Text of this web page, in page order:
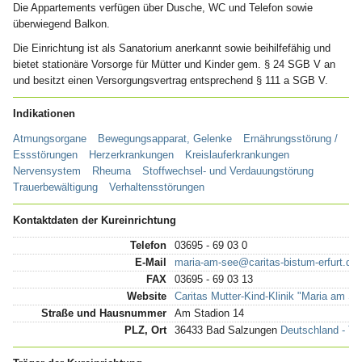
Die Appartements verfügen über Dusche, WC und Telefon sowie
überwiegend Balkon.
Die Einrichtung ist als Sanatorium anerkannt sowie beihilfefähig und
bietet stationäre Vorsorge für Mütter und Kinder gem. § 24 SGB V an
und besitzt einen Versorgungsvertrag entsprechend § 111 a SGB V.
Indikationen
Atmungsorgane Bewegungsapparat, Gelenke
Ernährungsstörung /
Essstörungen
Herzerkrankungen
Kreislauferkrankungen
Nervensystem
Rheuma
Stoffwechsel- und Verdauungstörung
Trauerbewältigung
Verhaltensstörungen
Kontaktdaten der Kureinrichtung
Telefon
03695 - 69 03 0
E-Mail
maria-am-see@caritas-bistum-erfurt.de
FAX
03695 - 69 03 13
Website
Caritas Mutter-Kind-Klinik "Maria am
Straße und Hausnummer
Am Stadion 14
PLZ, Ort
36433 Bad Salzungen Deutschland -